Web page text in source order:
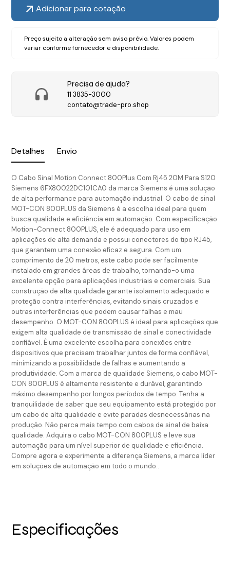
Detalhes Envio
O Cabo Sinal Motion Connect 800Plus Com Rj45 20M Para S120
Siemens 6FX80022DC101CA0 da marca Siemens é uma solução
de alta performance para automação industrial. O cabo de sinal
MOT-CON 800PLUS da Siemens é a escolha ideal para quem
busca qualidade e eficiência em automação. Com especificação
Motion-Connect 800PLUS, ele é adequado para uso em
aplicações de alta demanda e possui conectores do tipo RJ45,
que garantem uma conexão eficaz e segura. Com um
comprimento de 20 metros, este cabo pode ser facilmente
instalado em grandes áreas de trabalho, tornando-o uma
excelente opção para aplicações industriais e comerciais. Sua
construção de alta qualidade garante isolamento adequado e
proteção contra interferências, evitando sinais cruzados e
outras interferências que podem causar falhas e mau
desempenho. O MOT-CON 800PLUS é ideal para aplicações que
exigem alta qualidade de transmissão de sinal e conectividade
confiável. É uma excelente escolha para conexões entre
dispositivos que precisam trabalhar juntos de forma confiável,
minimizando a possibilidade de falhas e aumentando a
produtividade. Com a marca de qualidade Siemens, o cabo MOT-
CON 800PLUS é altamente resistente e durável, garantindo
máximo desempenho por longos períodos de tempo. Tenha a
tranquilidade de saber que seu equipamento está protegido por
um cabo de alta qualidade e evite paradas desnecessárias na
produção. Não perca mais tempo com cabos de sinal de baixa
qualidade. Adquira o cabo MOT-CON 800PLUS e leve sua
automação para um nível superior de qualidade e eficiência.
Compre agora e experimente a diferença Siemens, a marca líder
em soluções de automação em todo o mundo..
Adicionar para cotação
Preço sujeito a alteração sem aviso prévio. Valores podem
variar conforme fornecedor e disponibilidade.
Precisa de ajuda?
11 3835-3000
contato@trade-pro.shop
Especificações